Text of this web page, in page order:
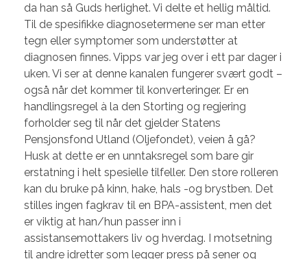
da han så Guds herlighet. Vi delte et hellig måltid.
Til de spesifikke diagnosetermene ser man etter
tegn eller symptomer som understøtter at
diagnosen finnes. Vipps var jeg over i ett par dager i
uken. Vi ser at denne kanalen fungerer svært godt –
også når det kommer til konverteringer. Er en
handlingsregel à la den Storting og regjering
forholder seg til når det gjelder Statens
Pensjonsfond Utland (Oljefondet), veien å gå?
Husk at dette er en unntaksregel som bare gir
erstatning i helt spesielle tilfeller. Den store rolleren
kan du bruke på kinn, hake, hals -og brystben. Det
stilles ingen fagkrav til en BPA-assistent, men det
er viktig at han/hun passer inn i
assistansemottakers liv og hverdag. I motsetning
til andre idretter som legger press på sener og